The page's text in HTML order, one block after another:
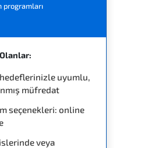
programları
uyumlu,
müfredat
seçenekleri: online
veya